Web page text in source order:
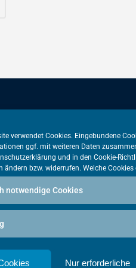
verwendet Cookies. Eingebundene
ggf. mit weiteren Daten
und in den Cookie-
ändern bzw. widerrufen. Welche Cookies
notwendige Cookies
Nur erforderliche
31
38
VATM-Büro
„House
Rue de
+32 2